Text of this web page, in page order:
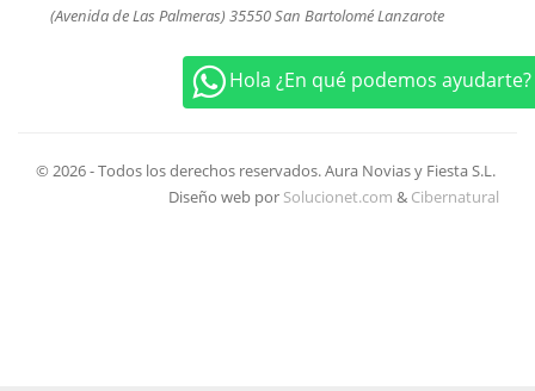
Hola ¿En qué podemos ayudarte?
(Avenida de Las Palmeras) 35550 San Bartolomé Lanzarote
+34 672 23 16 32
© 2026 - Todos los derechos reservados. Aura Novias y Fiesta S.L.
Diseño web por Solucionet.com & Cibernatural